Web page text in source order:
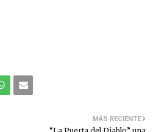
MÁS RECIENTE